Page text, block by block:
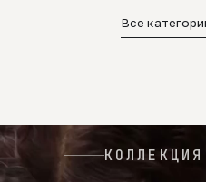
Все